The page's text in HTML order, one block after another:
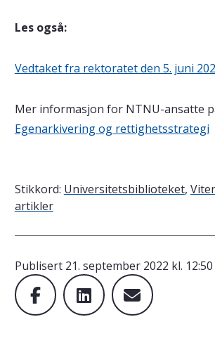
Les også:
Vedtaket fra rektoratet den 5. juni
Mer informasjon for NTNU-ansatte
Egenarkivering og rettighetsstrategi
Stikkord: Universitetsbiblioteket,
artikler
Publisert 21. september 2022 kl. 12:50